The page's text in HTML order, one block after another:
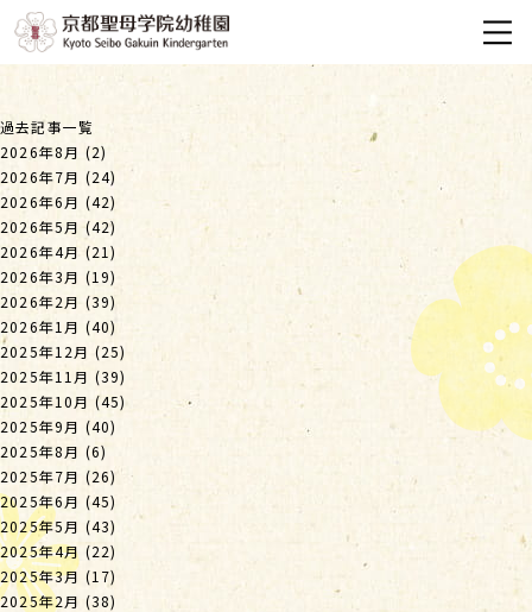
過去記事一覧
2026年8月 (2)
2026年7月 (24)
2026年6月 (42)
2026年5月 (42)
2026年4月 (21)
2026年3月 (19)
2026年2月 (39)
2026年1月 (40)
2025年12月 (25)
2025年11月 (39)
2025年10月 (45)
2025年9月 (40)
2025年8月 (6)
2025年7月 (26)
2025年6月 (45)
2025年5月 (43)
2025年4月 (22)
2025年3月 (17)
2025年2月 (38)